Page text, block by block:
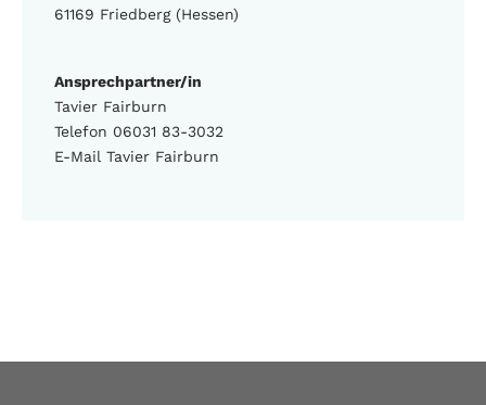
61169 Friedberg (Hessen)
Ansprechpartner/in
Tavier Fairburn
Telefon 06031 83-3032
E-Mail Tavier Fairburn